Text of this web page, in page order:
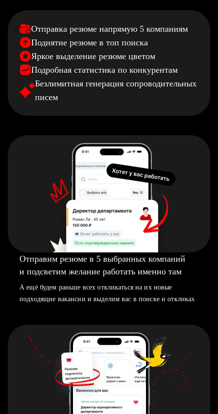
Отправка резюме напрямую 5 компаниям
Поднятие резюме в топ поиска
Яркое выделение резюме цветом
Подробная статистика по конкурентам
Безлимитная генерация сопроводительных
писем
Отправим резюме в 5 выбранных компаний
и подсветим желание работать именно там
А ещё будем раньше всех откликаться на их новые
подходящие вакансии и выделим вас в поиске и откликах